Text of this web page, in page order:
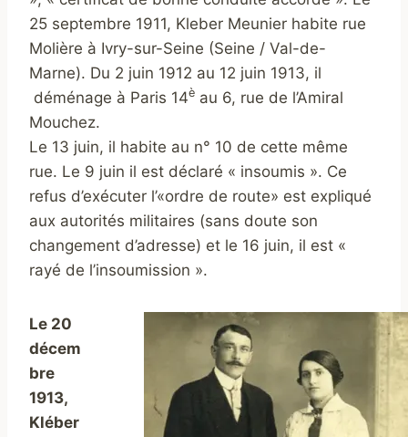
25 septembre 1911, Kleber Meunier habite rue
Molière à Ivry-sur-Seine (Seine / Val-de-
Marne). Du 2 juin 1912 au 12 juin 1913, il
déménage à Paris 14è au 6, rue de l’Amiral
Mouchez.
Le 13 juin, il habite au n° 10 de cette même
rue. Le 9 juin il est déclaré « insoumis ». Ce
refus d’exécuter l’«ordre de route» est expliqué
aux autorités militaires (sans doute son
changement d’adresse) et le 16 juin, il est «
rayé de l’insoumission ».
Le 20
décem
bre
1913,
Kléber